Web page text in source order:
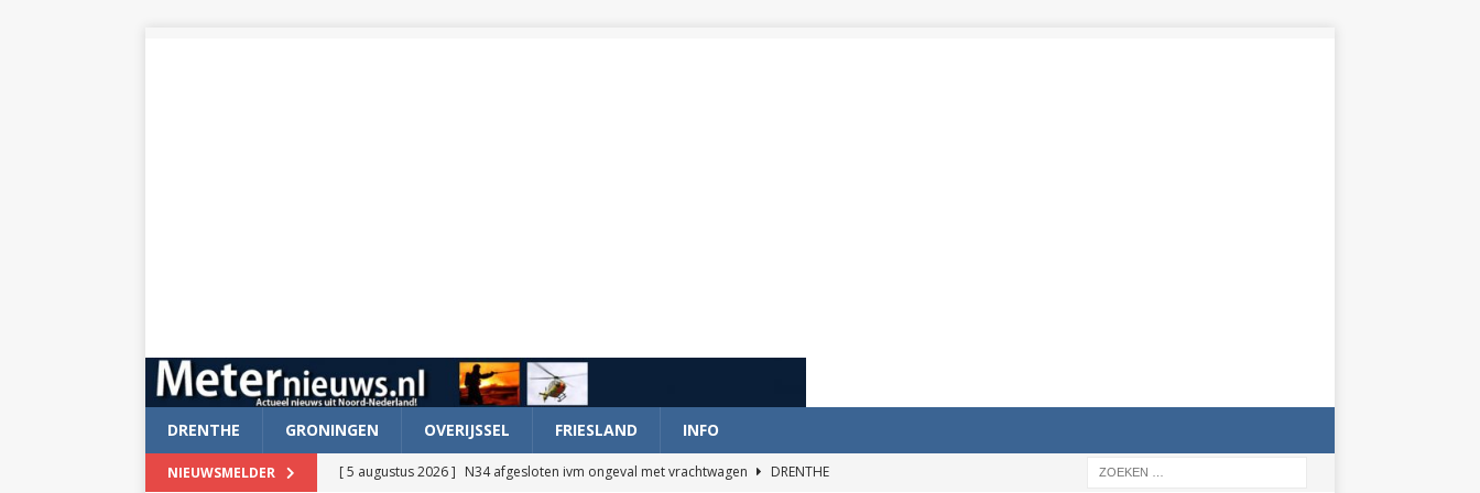
DRENTHE GRONINGEN OVERIJSSEL FRIESLAND INFO
NIEUWSMELDER [ 5 augustus 2026 ] N34 afgesloten ivm ongeval met vrachtwagen
DRENTHE